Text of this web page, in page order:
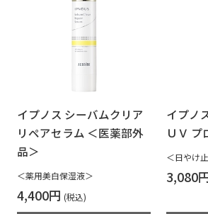
イプノス シーバムクリア
リペアセラム ＜医薬部外
品＞
＜薬用美白保湿液＞
4,400円
イプノ
ＵＶ プ
＜日やけ
3,080